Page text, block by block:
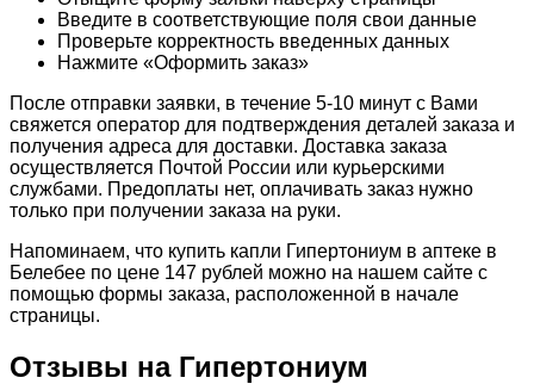
Введите в соответствующие поля свои данные
Проверьте корректность введенных данных
Нажмите «Оформить заказ»
После отправки заявки, в течение 5-10 минут с Вами
свяжется оператор для подтверждения деталей заказа и
получения адреса для доставки. Доставка заказа
осуществляется Почтой России или курьерскими
службами. Предоплаты нет, оплачивать заказ нужно
только при получении заказа на руки.
Напоминаем, что купить капли Гипертониум в аптеке в
Белебее по цене 147 рублей можно на нашем сайте с
помощью формы заказа, расположенной в начале
страницы.
Отзывы на Гипертониум